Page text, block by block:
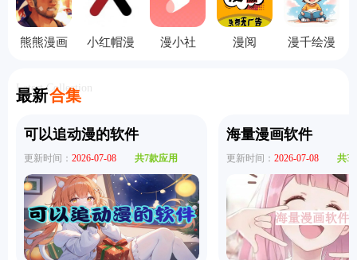
熊熊漫画
小红帽漫
漫小社 漫阅
漫千绘漫
最新合集
Latest Collection
可以追动漫的软件
更新时间： 2026-07-08 共7款应用
海量漫画软件
更新时间： 2026-07-08 共